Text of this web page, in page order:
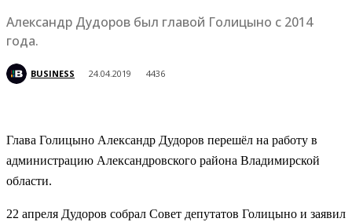
Александр Дудоров был главой Голицыно с 2014
года.
BUSINESS 24.04.2019 4436
Глава Голицыно Александр Дудоров перешёл на работу в
администрацию Александровского района Владимирской
области.
22 апреля Дудоров собрал Совет депутатов Голицыно и заявил